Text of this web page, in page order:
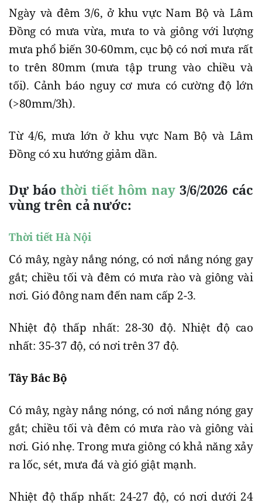
Ngày và đêm 3/6, ở khu vực Nam Bộ và Lâm
Đồng có mưa vừa, mưa to và giông với lượng
mưa phổ biến 30-60mm, cục bộ có nơi mưa rất
to trên 80mm (mưa tập trung vào chiều và
tối). Cảnh báo nguy cơ mưa có cường độ lớn
(>80mm/3h).
Từ 4/6, mưa lớn ở khu vực Nam Bộ và Lâm
Đồng có xu hướng giảm dần.
Dự báo thời tiết hôm nay3/6/2026 các
vùng trên cả nước:
Thời tiết Hà Nội
Có mây, ngày nắng nóng, có nơi nắng nóng gay
gắt; chiều tối và đêm có mưa rào và giông vài
nơi. Gió đông nam đến nam cấp 2-3.
Nhiệt độ thấp nhất: 28-30 độ. Nhiệt độ cao
nhất: 35-37 độ, có nơi trên 37 độ.
Tây Bắc Bộ
Có mây, ngày nắng nóng, có nơi nắng nóng gay
gắt; chiều tối và đêm có mưa rào và giông vài
nơi. Gió nhẹ. Trong mưa giông có khả năng xảy
ra lốc, sét, mưa đá và gió giật mạnh.
Nhiệt độ thấp nhất: 24-27 độ, có nơi dưới 24